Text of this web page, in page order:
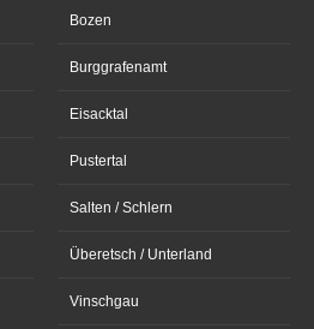
Bozen
Burggrafenamt
Eisacktal
Pustertal
Salten / Schlern
Überetsch / Unterland
Vinschgau